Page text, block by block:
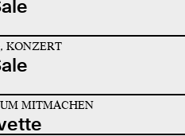
KONZERT
MITMACHEN